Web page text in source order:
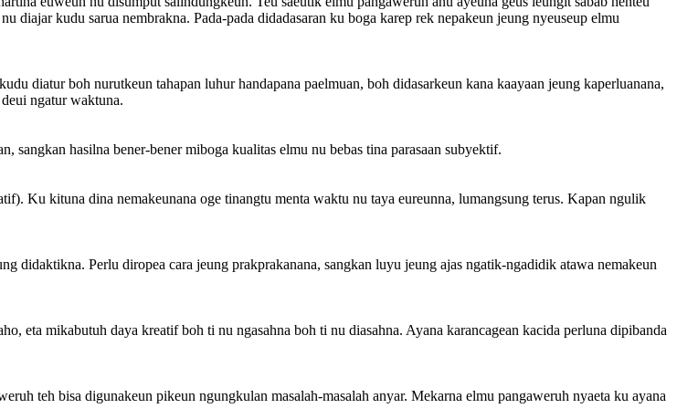
diajar kudu sarua nembrakna. Pada-pada didadasaran ku boga karep rek nepakeun jeung nyeuseup elmu
diatur boh nurutkeun tahapan luhur handapana paelmuan, boh didasarkeun kana kaayaan jeung kaperluanana,
ngatur waktuna.
hasilna bener-bener miboga kualitas elmu nu bebas tina parasaan subyektif.
Ku kituna dina nemakeunana oge tinangtu menta waktu nu taya eureunna, lumangsung terus. Kapan ngulik
didaktikna. Perlu diropea cara jeung prakprakanana, sangkan luyu jeung ajas ngatik-ngadidik atawa nemakeun
eta mikabutuh daya kreatif boh ti nu ngasahna boh ti nu diasahna. Ayana karancagean kacida perluna dipibanda
teh bisa digunakeun pikeun ngungkulan masalah-masalah anyar. Mekarna elmu pangaweruh nyaeta ku ayana